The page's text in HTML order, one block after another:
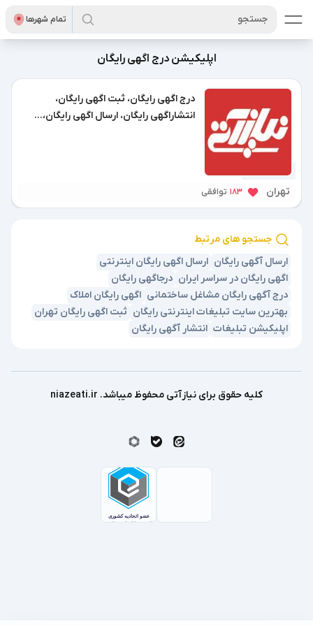
تمام شهر‌ها جستجو
اپلیکیشن درج اگهی رایگان
درج اگهی رایگان، ثبت اگهی رایگان،
انتشاراگهی رایگان، ارسال اگهی رایگان،...
تهران 183 توافقی
جستجو های مرتبط
ارسال آگهی رایگان ارسال اگهی رایگان اینترنتی
اگهی رایگان در سراسر ایران درجاگهی رایگان
درج آگهی رایگان مشاغل ساختمانی اگهی رایگان املاک
بهترین سایت تبلیغات اینترنتی رایگان ثبت اگهی رایگان تهران
اپلیکیشن تبلیغات انتشار آگهی رایگان
کلیه حقوق برای نیازآتی محفوظ میباشد. niazeati.ir